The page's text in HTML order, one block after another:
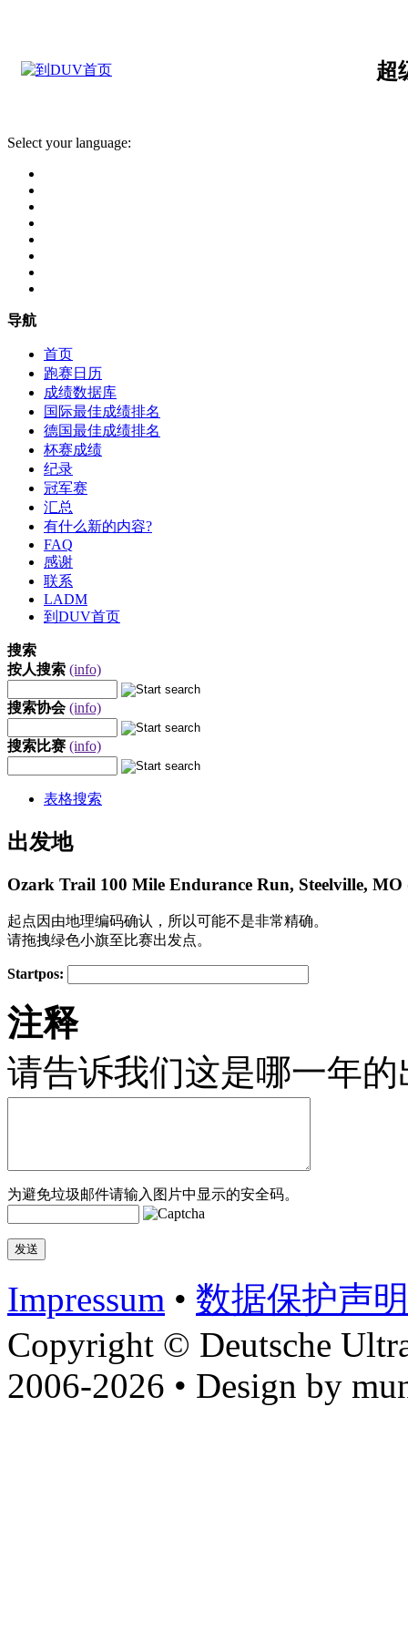
超
Select your language:
导航
首页
跑赛日历
成绩数据库
国际最佳成绩排名
德国最佳成绩排名
杯赛成绩
纪录
冠军赛
汇总
有什么新的内容?
FAQ
感谢
联系
LADM
到DUV首页
搜索
按人搜索 (info)
搜索协会 (info)
搜索比赛 (info)
表格搜索
出发地
Ozark Trail 100 Mile Endurance Run, Steelville, MO
起点因由地理编码确认，所以可能不是非常精确。
请拖拽绿色小旗至比赛出发点。
−
Startpos:
注释
请告诉我们这是哪一年
为避免垃圾邮件请输入图片中显示的安全码。
Impressum • 数据​保护​声明
Copyright © Deutsche
2006-2026 • Design by